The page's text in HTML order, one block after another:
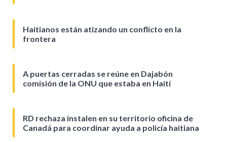
Haitianos están atizando un conflicto en la
frontera
A puertas cerradas se reúne en Dajabón
comisión de la ONU que estaba en Haití
RD rechaza instalen en su territorio oficina de
Canadá para coordinar ayuda a policía haitiana